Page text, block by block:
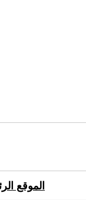
الموقع